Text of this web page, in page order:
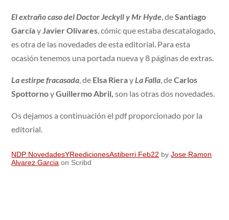
Elextraño caso del Doctor Jeckyll y Mr Hyde, deSantiago
GarcíayJavier Olivares, cómic que estaba descatalogado,
es otra de las novedades de esta editorial. Para esta
ocasión tenemos una portada nueva y 8 páginas de extras.
La estirpe fracasada, de Elsa RierayLa Falla, deCarlos
SpottornoyGuillermo Abril, son las otras dos novedades.
Os dejamos a continuación el pdf proporcionado por la
editorial.
NDP NovedadesYReedicionesAstiberri Feb22 byJose Ramon
Alvarez Garcia on Scribd